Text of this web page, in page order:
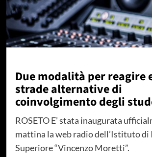
Due modalità per reagire
strade alternative di
coinvolgimento degli
ROSETO E’ stata inaugurata
mattina la web radio dell’Istituto di
Superiore “Vincenzo Moretti”.